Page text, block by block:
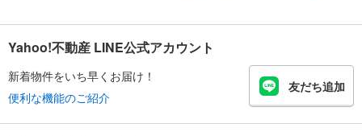
Yahoo!不動産 LINE公式アカウント
新着物件をいち早くお届け！
便利な機能のご紹介
友だち追加